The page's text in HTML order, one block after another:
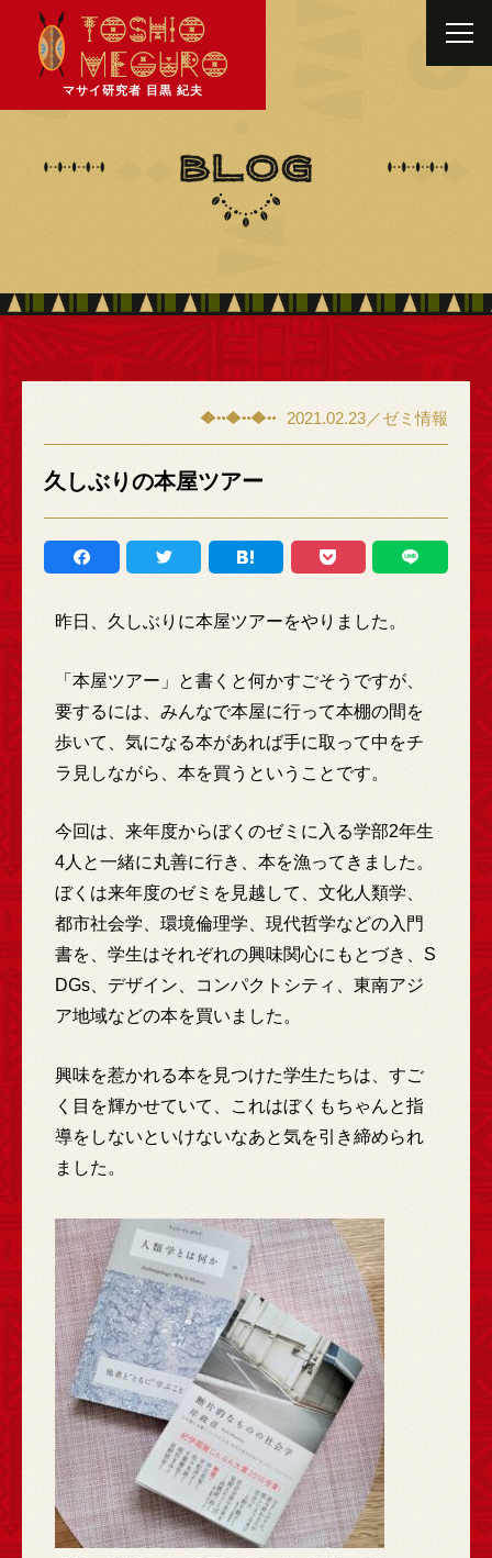
マサイ研究者 目黒 紀夫
2021.02.23／ゼミ情報
久しぶりの本屋ツアー
昨日、久しぶりに本屋ツアーをやりました。
「本屋ツアー」と書くと何かすごそうですが、
要するには、みんなで本屋に行って本棚の間を
歩いて、気になる本があれば手に取って中をチ
ラ見しながら、本を買うということです。
今回は、来年度からぼくのゼミに入る学部2年生
4人と一緒に丸善に行き、本を漁ってきました。
ぼくは来年度のゼミを見越して、文化人類学、
都市社会学、環境倫理学、現代哲学などの入門
書を、学生はそれぞれの興味関心にもとづき、S
DGs、デザイン、コンパクトシティ、東南アジ
ア地域などの本を買いました。
興味を惹かれる本を見つけた学生たちは、すご
く目を輝かせていて、これはぼくもちゃんと指
導をしないといけないなあと気を引き締められ
ました。